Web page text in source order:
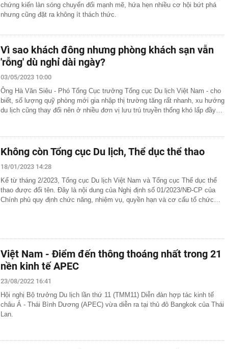
chứng kiến làn sóng chuyển đổi mạnh mẽ, hứa hẹn nhiều cơ hội bứt phá
nhưng cũng đặt ra không ít thách thức.
Vì sao khách đông nhưng phòng khách sạn vẫn
'rỗng' dù nghỉ dài ngày?
03/05/2023 10:00
Ông Hà Văn Siêu - Phó Tổng Cục trưởng Tổng cục Du lịch Việt Nam - cho
biết, số lượng quỹ phòng mới gia nhập thị trường tăng rất nhanh, xu hướng
du lịch cũng thay đổi nên ở nhiều đơn vị lưu trú truyền thống khó lấp đầy…
Không còn Tổng cục Du lịch, Thể dục thể thao
18/01/2023 14:28
Kể từ tháng 2/2023, Tổng cục Du lịch Việt Nam và Tổng cục Thể dục thể
thao được đổi tên. Đây là nội dung của Nghị định số 01/2023/NĐ-CP của
Chính phủ quy định chức năng, nhiệm vụ, quyền hạn và cơ cấu tổ chức…
Việt Nam - Điểm đến thông thoáng nhất trong 21
nền kinh tế APEC
23/08/2022 16:41
Hội nghị Bộ trưởng Du lịch lần thứ 11 (TMM11) Diễn đàn hợp tác kinh tế
châu Á - Thái Bình Dương (APEC) vừa diễn ra tại thủ đô Bangkok của Thái
Lan.